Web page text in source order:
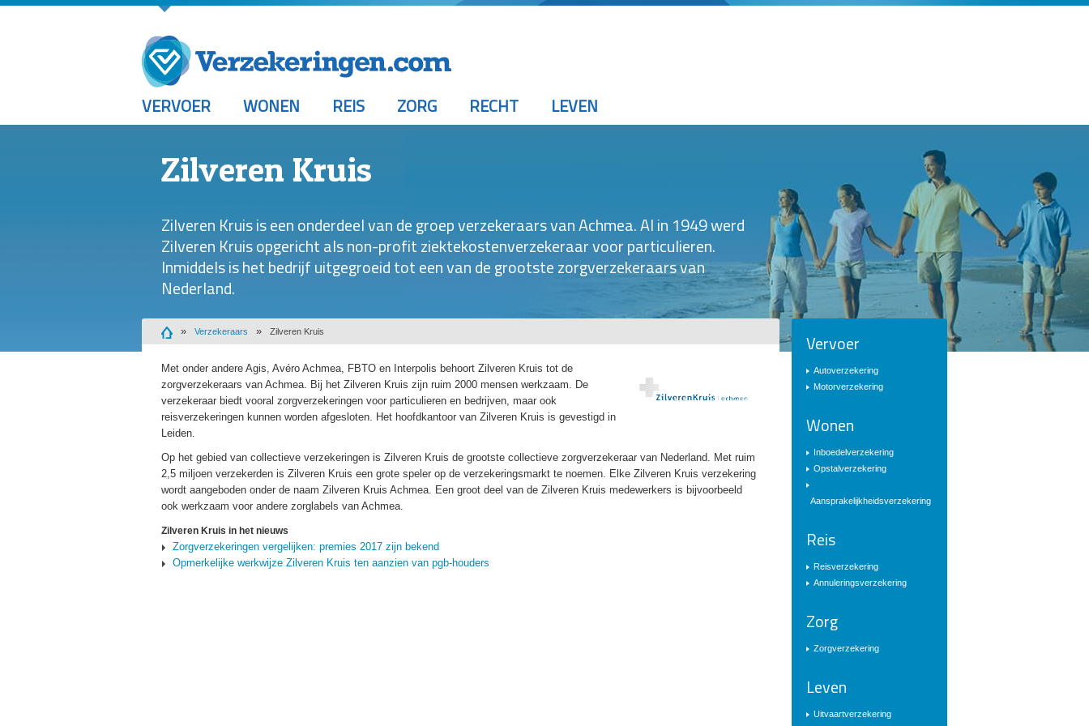
VERVOER WONEN REIS ZORG RECHT LEVEN
Zilveren Kruis
Zilveren Kruis is een onderdeel van de groep verzekeraars van Achmea. Al in 1949 werd
Zilveren Kruis opgericht als non-profit ziektekostenverzekeraar voor particulieren.
Inmiddels is het bedrijf uitgegroeid tot een van de grootste zorgverzekeraars van
Nederland.
Verzekeraars Zilveren Kruis
Met onder andere Agis, Avéro Achmea, FBTO en Interpolis behoort Zilveren Kruis tot de
zorgverzekeraars van Achmea. Bij het Zilveren Kruis zijn ruim 2000 mensen werkzaam. De
verzekeraar biedt vooral zorgverzekeringen voor particulieren en bedrijven, maar ook
reisverzekeringen kunnen worden afgesloten. Het hoofdkantoor van Zilveren Kruis is gevestigd in
Leiden.
Op het gebied van collectieve verzekeringen is Zilveren Kruis de grootste collectieve zorgverzekeraar van Nederland. Met ruim
2,5 miljoen verzekerden is Zilveren Kruis een grote speler op de verzekeringsmarkt te noemen. Elke Zilveren Kruis verzekering
wordt aangeboden onder de naam Zilveren Kruis Achmea. Een groot deel van de Zilveren Kruis medewerkers is bijvoorbeeld
ook werkzaam voor andere zorglabels van Achmea.
Zilveren Kruis in het nieuws
Zorgverzekeringen vergelijken: premies 2017 zijn bekend
Opmerkelijke werkwijze Zilveren Kruis ten aanzien van pgb-houders
Vervoer
Autoverzekering
Motorverzekering
Wonen
Inboedelverzekering
Opstalverzekering
Aansprakelijkheidsverzekering
Reis
Reisverzekering
Annuleringsverzekering
Zorg
Zorgverzekering
Leven
Uitvaartverzekering